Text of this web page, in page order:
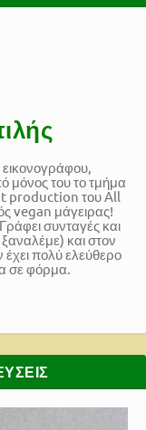
μόνος του το τμήμα
production του All
vegan μάγειρας!
συνταγές και
και στον
πολύ ελεύθερο
σε φόρμα.